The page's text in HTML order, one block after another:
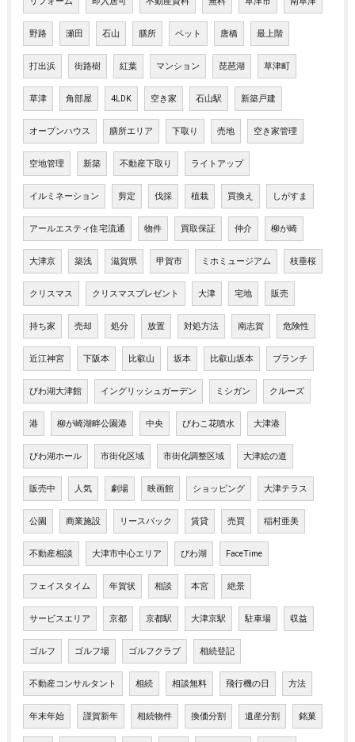
野路 瀬田 石山 膳所 ペット 唐橋 最上階
打出浜 街路樹 紅葉 マンション 琵琶湖 草津町
草津 角部屋 4LDK 空き家 石山駅 新築戸建
オープンハウス 膳所エリア 下取り 売地 空き家管理
空地管理 新築 不動産下取り ライトアップ
イルミネーション 剪定 伐採 植栽 買換え しがすま
アールエスティ住宅流通 物件 買取保証 仲介 柳が崎
大津京 築浅 滋賀県 甲賀市 ミホミュージアム 枝垂桜
クリスマス クリスマスプレゼント 大津 宅地 販売
持ち家 売却 処分 放置 対処方法 南志賀 危険性
近江神宮 下阪本 比叡山 坂本 比叡山坂本 ブランチ
びわ湖大津館 イングリッシュガーデン ミシガン クルーズ
港 柳が崎湖畔公園港 中央 びわこ花噴水 大津港
びわ湖ホール 市街化区域 市街化調整区域 大津絵の道
販売中 人気 劇場 映画館 ショッピング 大津テラス
公園 商業施設 リースバック 賃貸 売買 稲村亜美
不動産相談 大津市中心エリア びわ湖 FaceTime
フェイスタイム 年賀状 相談 本宮 絶景
サービスエリア 京都 京都駅 大津京駅 駐車場 収益
ゴルフ ゴルフ場 ゴルフクラブ 相続登記
不動産コンサルタント 相続 相談無料 飛行機の日 方法
年末年始 謹賀新年 相続物件 換価分割 遺産分割 銘菓